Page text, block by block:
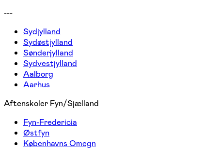
---
Sydjylland
Sydøstjylland
Sønderjylland
Sydvestjylland
Aalborg
Aarhus
Aftenskoler Fyn/Sjælland
Fyn-Fredericia
Østfyn
Københavns Omegn